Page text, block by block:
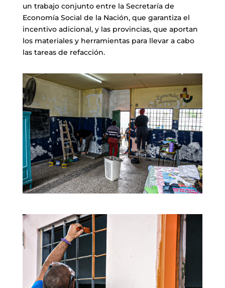
un trabajo conjunto entre la Secretaría de
Economía Social de la Nación, que garantiza el
incentivo adicional, y las provincias, que aportan
los materiales y herramientas para llevar a cabo
las tareas de refacción.